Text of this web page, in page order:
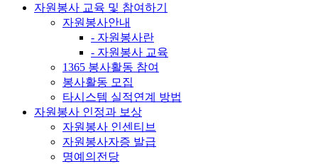
자원봉사 교육 및 참여하기
자원봉사안내
- 자원봉사란
- 자원봉사 교육
1365 봉사활동 참여
봉사활동 모집
타시스템 실적연계 방법
자원봉사 인정과 보상
자원봉사 인센티브
자원봉사자증 발급
명예의전당